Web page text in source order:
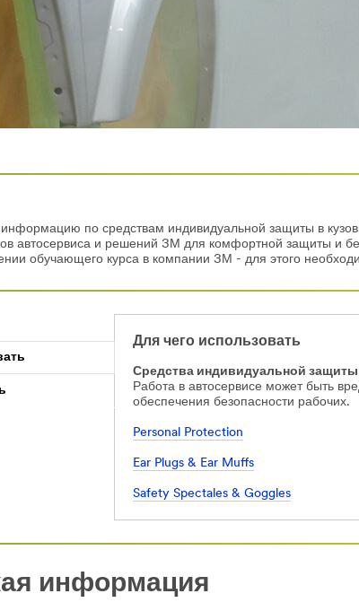
по средствам индивидуальной защиты в
автосервиса и решений 3М для комфортной защиты и
обучающего курса в компании 3М - для этого
Для чего использовать
Средства индивидуальной
Работа в автосервисе может быть
обеспечения безопасности рабочих.
Personal Protection
Ear Plugs & Ear Muffs
Safety Spectales & Goggles
информация